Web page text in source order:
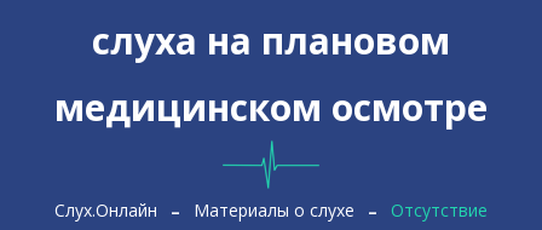
слуха на плановом
медицинском осмотре
Слух.Онлайн Материалы о слухе
Отсутствие